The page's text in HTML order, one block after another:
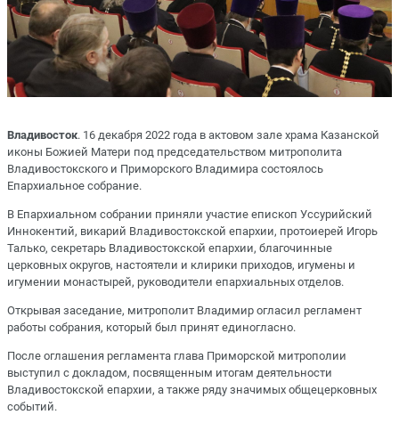
Владивосток. 16 декабря 2022 года в актовом зале храма Казанской
иконы Божией Матери под председательством митрополита
Владивостокского и Приморского Владимира состоялось
Епархиальное собрание.
В Епархиальном собрании приняли участие епископ Уссурийский
Иннокентий, викарий Владивостокской епархии, протоиерей Игорь
Талько, секретарь Владивостокской епархии, благочинные
церковных округов, настоятели и клирики приходов, игумены и
игумении монастырей, руководители епархиальных отделов.
Открывая заседание, митрополит Владимир огласил регламент
работы собрания, который был принят единогласно.
После оглашения регламента глава Приморской митрополии
выступил с докладом, посвященным итогам деятельности
Владивостокской епархии, а также ряду значимых общецерковных
событий.